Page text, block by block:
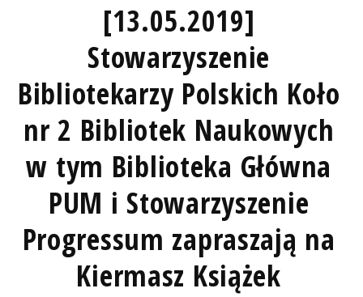
[13.05.2019]
Stowarzyszenie
Bibliotekarzy Polskich Koło
nr 2 Bibliotek Naukowych
w tym Biblioteka Główna
PUM i Stowarzyszenie
Progressum zapraszają na
Kiermasz Książek